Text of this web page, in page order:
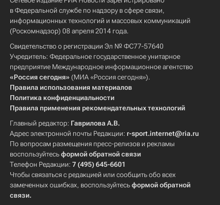
в Федеральной службе по надзору в сфере связи,
информационных технологий и массовых коммуникаций
(Роскомнадзор) 08 апреля 2014 года.
Свидетельство о регистрации Эл № ФС77-57640
Учредитель: Федеральное государственное унитарное
предприятие Международное информационное агентство
«Россия сегодня» (МИА «Россия сегодня»).
Правила использования материалов
Политика конфиденциальности
Правила применения рекомендательных технологий
Главный редактор: Гаврилова А.В.
Адрес электронной почты Редакции: r-sport.internet@ria.ru
По вопросам размещения пресс-релизов и рекламы
воспользуйтесьформой обратной связи
Телефон Редакции: 7 (495) 645-6601
Чтобы связаться с редакцией или сообщить обо всех
замеченных ошибках, воспользуйтесьформой обратной
связи.